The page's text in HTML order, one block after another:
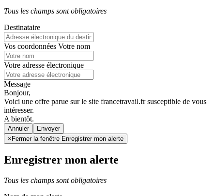
Tous les champs sont obligatoires
Destinataire
Vos coordonnées Votre nom
Votre adresse électronique
Message
Bonjour,
Voici une offre parue sur le site francetravail.fr susceptible de vous
intéresser.
A bientôt.
Annuler
× Fermer la fenêtre Enregistrer mon alerte
Enregistrer mon alerte
Tous les champs sont obligatoires